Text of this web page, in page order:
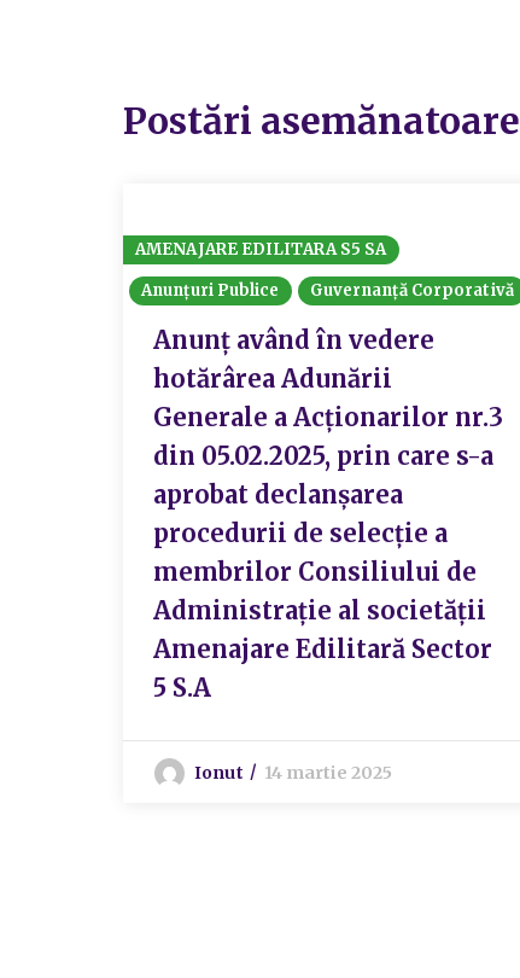
Postări asemănatoare
AMENAJARE EDILITARA S5 SA
Anunțuri Publice
Guvernanță Corporativă
Anunț având în vedere
hotărârea Adunării
Generale a Acționarilor nr.3
din 05.02.2025, prin care s-a
aprobat declanșarea
procedurii de selecție a
membrilor Consiliului de
Administrație al societății
Amenajare Edilitară Sector
5 S.A
Ionut 14 martie 2025